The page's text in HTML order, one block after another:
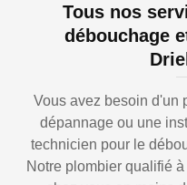
Tous nos
débouchage
Vous avez besoin d'un
dépannage ou une
technicien pour le
Notre plombier qualifié